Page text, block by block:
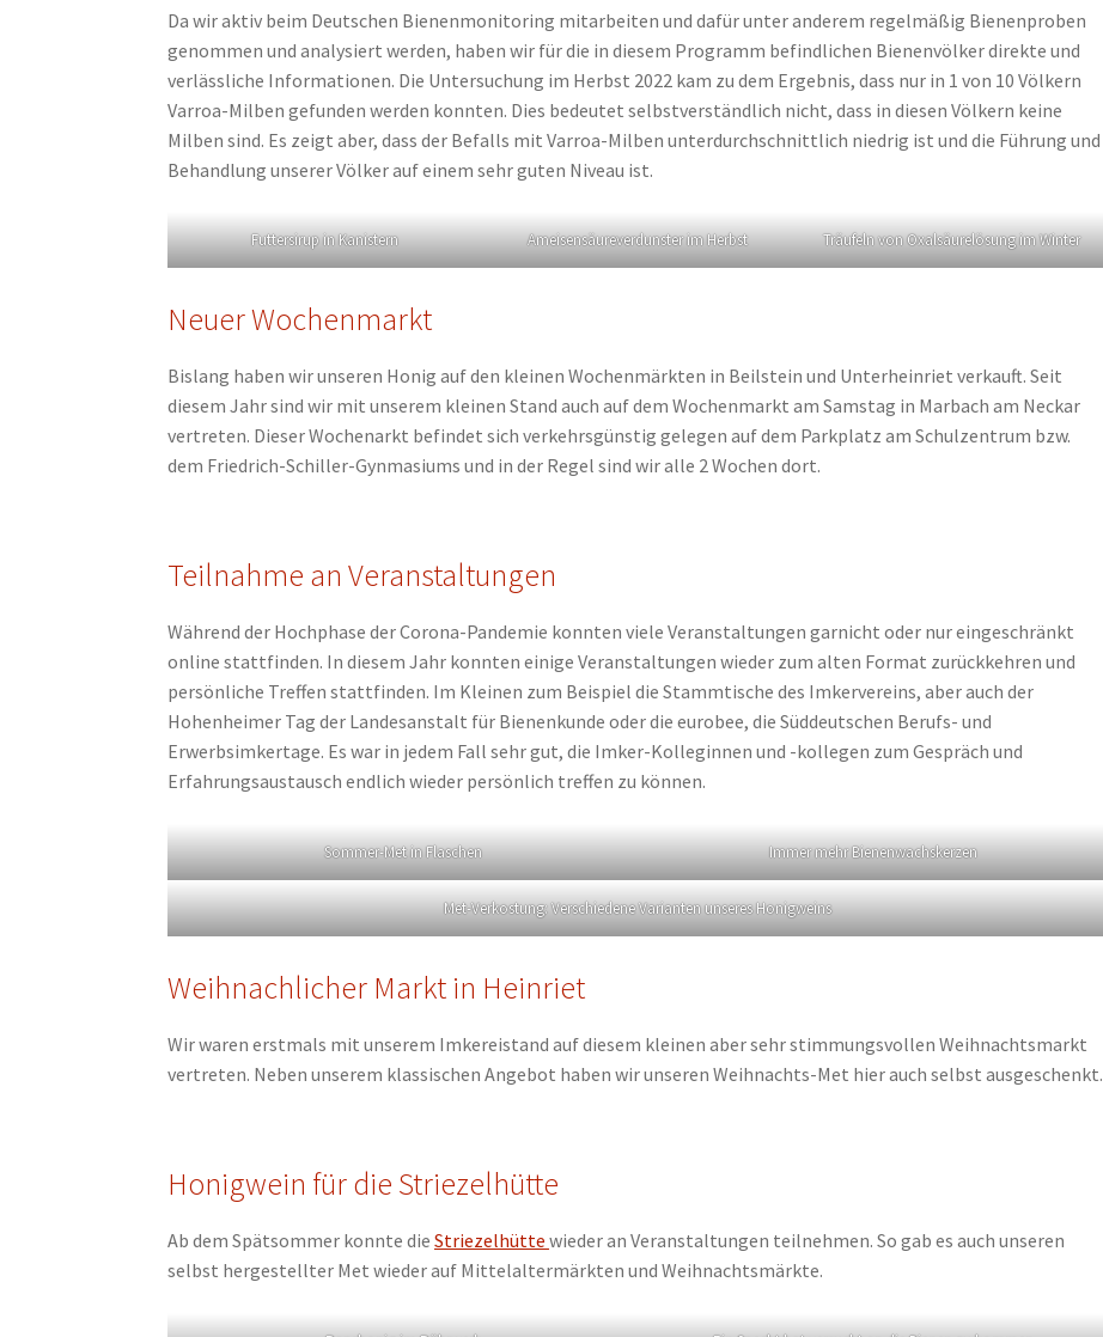
Da wir aktiv beim Deutschen Bienenmonitoring mitarbeiten und dafür unter anderem regelmäßig Bienenproben
genommen und analysiert werden, haben wir für die in diesem Programm befindlichen Bienenvölker direkte und
verlässliche Informationen. Die Untersuchung im Herbst 2022 kam zu dem Ergebnis, dass nur in 1 von 10 Völkern
Varroa-Milben gefunden werden konnten. Dies bedeutet selbstverständlich nicht, dass in diesen Völkern keine
Milben sind. Es zeigt aber, dass der Befalls mit Varroa-Milben unterdurchschnittlich niedrig ist und die Führung und
Behandlung unserer Völker auf einem sehr guten Niveau ist.
Futtersirup in Kanistern Ameisensäureverdunster im Herbst Träufeln von Oxalsäurelösung im Winter
Neuer Wochenmarkt
Bislang haben wir unseren Honig auf den kleinen Wochenmärkten in Beilstein und Unterheinriet verkauft. Seit
diesem Jahr sind wir mit unserem kleinen Stand auch auf dem Wochenmarkt am Samstag in Marbach am Neckar
vertreten. Dieser Wochenarkt befindet sich verkehrsgünstig gelegen auf dem Parkplatz am Schulzentrum bzw.
dem Friedrich-Schiller-Gynmasiums und in der Regel sind wir alle 2 Wochen dort.
Teilnahme an Veranstaltungen
Während der Hochphase der Corona-Pandemie konnten viele Veranstaltungen garnicht oder nur eingeschränkt
online stattfinden. In diesem Jahr konnten einige Veranstaltungen wieder zum alten Format zurückkehren und
persönliche Treffen stattfinden. Im Kleinen zum Beispiel die Stammtische des Imkervereins, aber auch der
Hohenheimer Tag der Landesanstalt für Bienenkunde oder die eurobee, die Süddeutschen Berufs- und
Erwerbsimkertage. Es war in jedem Fall sehr gut, die Imker-Kolleginnen und -kollegen zum Gespräch und
Erfahrungsaustausch endlich wieder persönlich treffen zu können.
Sommer-Met in Flaschen Immer mehr Bienenwachskerzen
Met-Verkostung: Verschiedene Varianten unseres Honigweins
Weihnachlicher Markt in Heinriet
Wir waren erstmals mit unserem Imkereistand auf diesem kleinen aber sehr stimmungsvollen Weihnachtsmarkt
vertreten. Neben unserem klassischen Angebot haben wir unseren Weihnachts-Met hier auch selbst ausgeschenkt.
Honigwein für die Striezelhütte
Ab dem Spätsommer konnte dieStriezelhüttewieder an Veranstaltungen teilnehmen. So gab es auch unseren
selbst hergestellter Met wieder auf Mittelaltermärkten und Weihnachtsmärkte.